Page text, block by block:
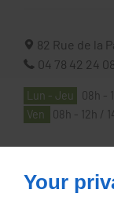
82 Rue de la
04 78 42 24 08
Lun - Jeu
Ven
08h - 12h /
À PROPOS
Your